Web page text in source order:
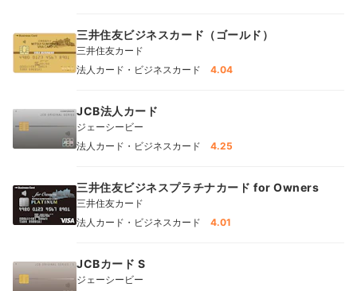
三井住友ビジネスカード（ゴールド）
三井住友カード
法人カード・ビジネスカード
4.04
JCB法人カード
ジェーシービー
法人カード・ビジネスカード
4.25
三井住友ビジネスプラチナカード for Owners
三井住友カード
法人カード・ビジネスカード
4.01
JCBカード S
ジェーシービー